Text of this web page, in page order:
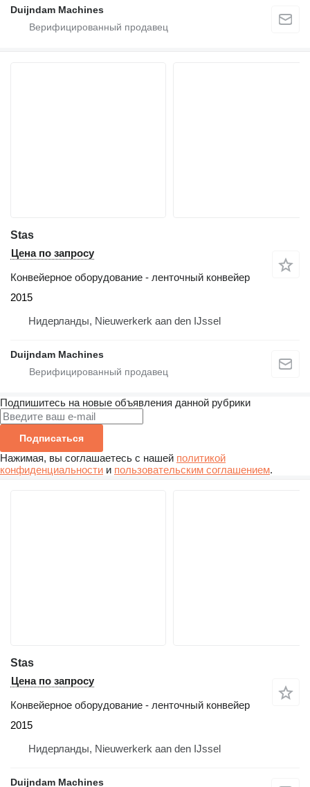
Duijndam Machines
Stas
Цена по запросу
Конвейерное оборудование - ленточный конвейер
2015
Нидерланды, Nieuwerkerk aan den IJssel
Duijndam Machines
Подпишитесь на новые объявления данной рубрики
Подписаться
Нажимая, вы соглашаетесь с нашей политикой
конфиденциальности и пользовательским соглашением.
Stas
Цена по запросу
Конвейерное оборудование - ленточный конвейер
2015
Нидерланды, Nieuwerkerk aan den IJssel
Duijndam Machines